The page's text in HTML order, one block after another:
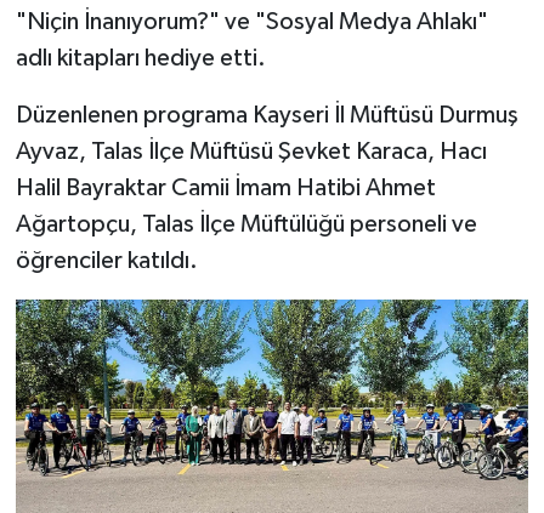
"Niçin İnanıyorum?" ve "Sosyal Medya Ahlakı"
adlı kitapları hediye etti.
Düzenlenen programa Kayseri İl Müftüsü Durmuş
Ayvaz, Talas İlçe Müftüsü Şevket Karaca, Hacı
Halil Bayraktar Camii İmam Hatibi Ahmet
Ağartopçu, Talas İlçe Müftülüğü personeli ve
öğrenciler katıldı.
Kastamonu Müftülüğü
Kilis Müftülüğü
Kırıkkale Müftülüğü
Kırşehir Müftülüğü
Kocaeli Müftülüğü
Konya Müftülüğü